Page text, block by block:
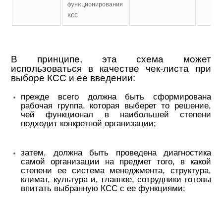
функционирования
КСС
В принципе, эта схема может
использоваться в качестве чек-листа при
выборе КСС и ее введении:
прежде всего должна быть сформирована
рабочая группа, которая выберет то решение,
чей функционал в наибольшей степени
подходит конкретной организации;
затем, должна быть проведена диагностика
самой организации на предмет того, в какой
степени ее система менеджмента, структура,
климат, культура и, главное, сотрудники готовы
впитать выбранную КСС с ее функциями;